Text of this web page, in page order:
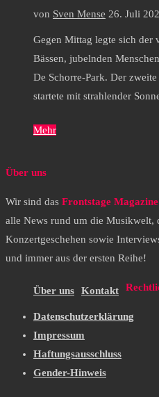
von Sven Mense 26. Juli
Gegen Mittag legte sich der
Bässen, jubelnden
De Schorre-Park. Der
startete mit strahlender
Mehr
Über uns
Wir sind das Frontstage Magazine
alle News rund um die Musikwelt,
Konzertgeschehen sowie
und immer aus der ersten Reihe!
Über uns Kontakt
Datenschutzerklärung
Impressum
Haftungsausschluss
Gender-Hinweis